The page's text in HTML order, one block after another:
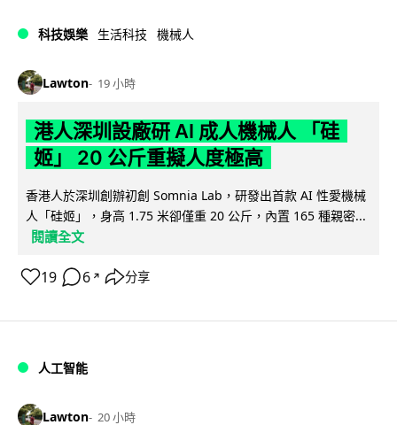
科技娛樂 生活科技 機械人
Lawton 19 小時
港人深圳設廠研 AI 成人機械人 「硅
姬」 20 公斤重擬人度極高
香港人於深圳創辦初創 Somnia Lab，研發出首款 AI 性愛機械
人「硅姬」，身高 1.75 米卻僅重 20 公斤，內置 165 種親密...
閱讀全文
19 6 ↗ 分享
人工智能
Lawton 20 小時